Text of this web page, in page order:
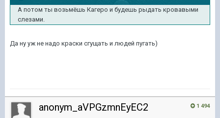
А потом ты возьмёшь Кагеро и будешь рыдать кровавыми
слезами.
Да ну уж не надо краски сгущать и людей пугать)
1 494
anonym_aVPGzmnEyEC2